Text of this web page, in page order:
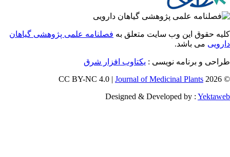
حقوق این وب سایت متعلق بهفصلنامه علمی پژوهشی گیاهان
می باشد.
و برنامه نویسی :یکتاوب افزار شرق
Journal of Medicinal Plants
Designed & Developed by :